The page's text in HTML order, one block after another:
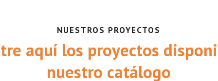
NUESTROS PROYECTOS
aquí los proyectos
nuestro catálogo